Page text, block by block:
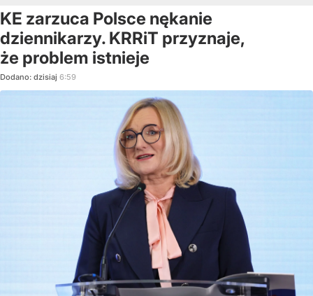
KE zarzuca Polsce nękanie
dziennikarzy. KRRiT przyznaje,
że problem istnieje
Dodano: dzisiaj 6:59